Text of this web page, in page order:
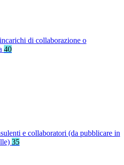
di collaborazione o
40
e collaboratori (da pubblicare in
35